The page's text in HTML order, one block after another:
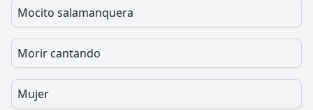
Mocito salamanquera
Morir cantando
Mujer